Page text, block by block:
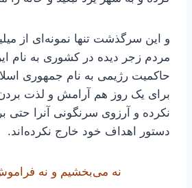
و این سرگذشت تنها نمونه‌ای از
مردم زجر دیده در کشوری به نام
حاکمیت رژیمی به نام جمهوری
برای یک روز هم آرامش و لذت بردن
نکرده و آرزوی سرنگونی آنرا حتی
دستور اهداف خود خارج نکرده‌اند.
نه می‌بخشیم و نه